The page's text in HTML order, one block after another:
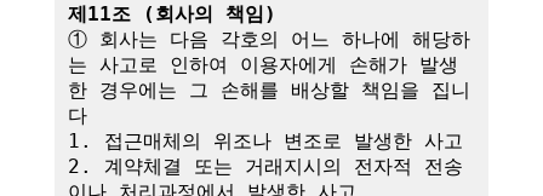
제11조 (회사의 책임)
① 회사는 다음 각호의 어느 하나에 해당하
는 사고로 인하여 이용자에게 손해가 발생
한 경우에는 그 손해를 배상할 책임을 집니
다
1. 접근매체의 위조나 변조로 발생한 사고
2. 계약체결 또는 거래지시의 전자적 전송